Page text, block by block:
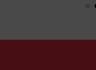
dans un style qui